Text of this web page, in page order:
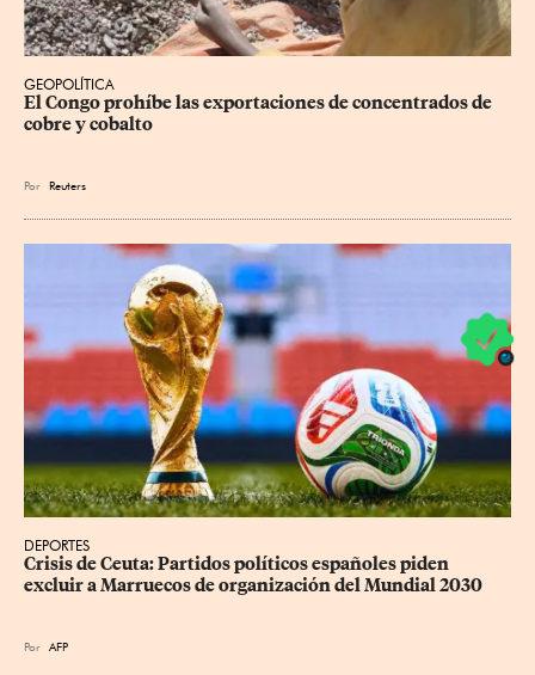
GEOPOLÍTICA
El Congo prohíbe las exportaciones de concentrados de
cobre y cobalto
Por Reuters
DEPORTES
Crisis de Ceuta: Partidos políticos españoles piden
excluir a Marruecos de organización del Mundial 2030
Por AFP